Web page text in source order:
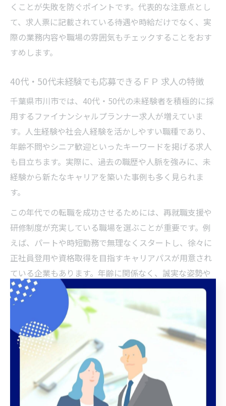
くことが失敗を防ぐポイントです。代表的な注意点とし
て、求人票に記載されている待遇や時給だけでなく、実
際の業務内容や職場の雰囲気もチェックすることをおす
すめします。
40代・50代未経験でも応募できるＦＰ 求人の特徴
千葉県市川市では、40代・50代の未経験者を積極的に採
用するファイナンシャルプランナー求人が増えていま
す。人生経験や社会人経験を活かしやすい職種であり、
年齢不問やシニア歓迎といったキーワードを掲げる求人
も目立ちます。実際に、過去の職歴や人脈を強みに、未
経験から新たなキャリアを築いた事例も多く見られま
す。
この年代での転職を成功させるためには、再就職支援や
研修制度が充実している職場を選ぶことが重要です。例
えば、パートや時短勤務で無理なくスタートし、徐々に
正社員登用や資格取得を目指すキャリアパスが用意され
ている企業もあります。年齢に関係なく、誠実な姿勢や
学ぶ意欲が評価されやすい点も、40代・50代未経験者に
とっての魅力です。
パートやアルバイトで始めるＦＰ 求人のメリット
ファイナンシャルプランナーの仕事は、パートやアルバ
イトから無理なく始められる点が大きなメリットです。
千葉県市川市の求人情報でも、未経験歓迎や時短勤務、
扶養内勤務など多様な働き方が選べる案件が増加してい